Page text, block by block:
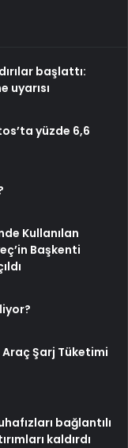
başlattı:
uyarısı
yüzde 6,6
Kullanılan
Başkenti
Araç Şarj Tüketimi
bağlantılı
kaldırdı